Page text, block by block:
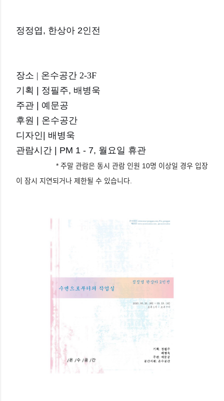
정정엽, 한상아 2인전
장소 | 온수공간 2-3F
기획 | 정필주, 배병욱
주관 | 예문공
후원 | 온수공간
디자인| 배병욱
관람시간 | PM 1 - 7, 월요일 휴관
* 주말 관람은 동시 관람 인원 10명 이상일 경우 입장
이 잠시 지연되거나 제한될 수 있습니다.